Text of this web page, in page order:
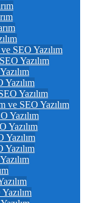
SEO Yazılım
Yazılım
Yazılım
Yazılım
ve SEO Yazılım
Yazılım
Yazılım
Yazılım
Yazılım